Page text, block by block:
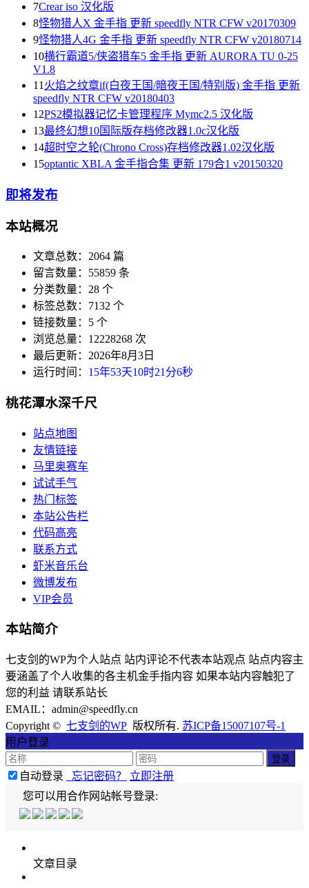
7Crear iso 汉化版
8怪物猎人X 金手指 更新 speedfly NTR CFW v20170309
9怪物猎人4G 金手指 更新 speedfly NTR CFW v20180714
10横行霸道5/侠盗猎车5 金手指 更新 AURORA TU 0-25
V1.8
11 火焰之纹章if(白夜王国/暗夜王国/特别版) 金手指 更新
speedfly NTR CFW v20180403
12PS2模拟器记忆卡管理程序 Mymc2.5 汉化版
13最终幻想10国际版存档修改器1.0c汉化版
14超时空之轮(Chrono Cross)存档修改器1.02汉化版
15optantic XBLA 金手指合集 更新 179合1 v20150320
即将发布
本站概况
文章总数：2064 篇
留言数量：55859 条
分类数量：28 个
标签总数：7132 个
链接数量：5 个
浏览总量：12228268 次
最后更新：2026年8月3日
运行时间： 15年53天10时21分7秒
桃花潭水深千尺
站点地图
友情链接
马里奥赛车
试试手气
热门标签
本站公告栏
代码高亮
联系方式
虾米音乐台
微博发布
VIP会员
本站简介
七支剑的WP为个人站点 站内评论不代表本站观点 站点内容主
要涵盖了个人收集的各主机金手指内容 如果本站内容触犯了
您的利益 请联系站长
EMAIL：admin@speedfly.cn
Copyright © 七支剑的WP 版权所有. 苏ICP备15007107号-1
用户登录
自动登录 忘记密码？
立即注册
您可以用合作网站帐号登录:
文章目录